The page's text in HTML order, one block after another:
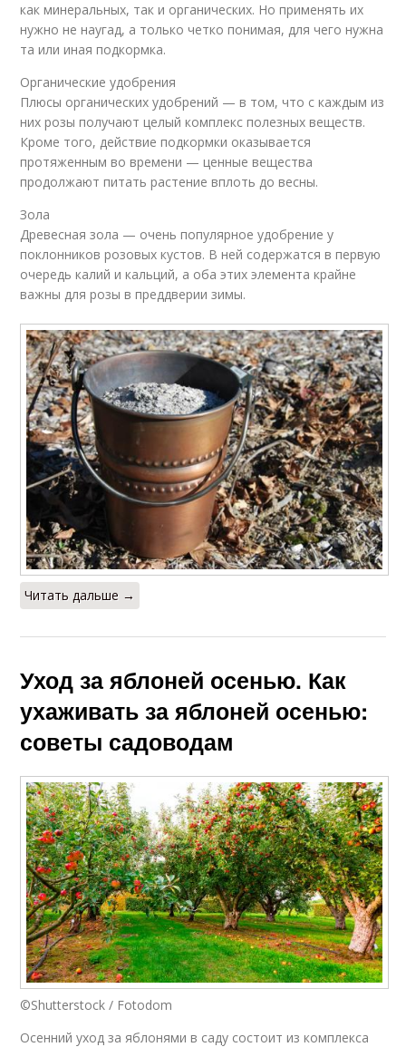
как минеральных, так и органических. Но применять их
нужно не наугад, а только четко понимая, для чего нужна
та или иная подкормка.
Органические удобрения
Плюсы органических удобрений — в том, что с каждым из
них розы получают целый комплекс полезных веществ.
Кроме того, действие подкормки оказывается
протяженным во времени — ценные вещества
продолжают питать растение вплоть до весны.
Зола
Древесная зола — очень популярное удобрение у
поклонников розовых кустов. В ней содержатся в первую
очередь калий и кальций, а оба этих элемента крайне
важны для розы в преддверии зимы.
Читать дальше →
Уход за яблоней осенью. Как
ухаживать за яблоней осенью:
советы садоводам
©Shutterstock / Fotodom
Осенний уход за яблонями в саду состоит из комплекса